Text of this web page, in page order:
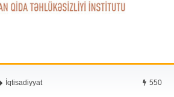
İqtisadiyyat 550